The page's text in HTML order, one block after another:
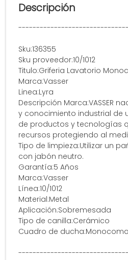
Descripción
Sku:136355
Sku proveedor:10/1012
Titulo:Griferia Lavatorio
Marca:Vasser
Linea:Lyra
Descripción Marca:VASSER
y conocimiento industrial de
de productos y tecnologías
recursos protegiendo al
Tipo de limpieza:Utilizar un
con jabón neutro.
Garantía:5 Años
Marca:Vasser
Línea:10/1012
Material:Metal
Aplicación:Sobremesada
Tipo de canilla:Cerámico
Cuadro de